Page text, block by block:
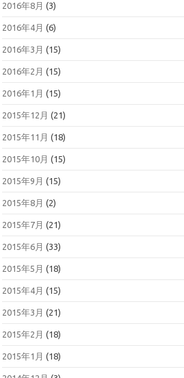
2016年8月 (3)
2016年4月 (6)
2016年3月 (15)
2016年2月 (15)
2016年1月 (15)
2015年12月 (21)
2015年11月 (18)
2015年10月 (15)
2015年9月 (15)
2015年8月 (2)
2015年7月 (21)
2015年6月 (33)
2015年5月 (18)
2015年4月 (15)
2015年3月 (21)
2015年2月 (18)
2015年1月 (18)